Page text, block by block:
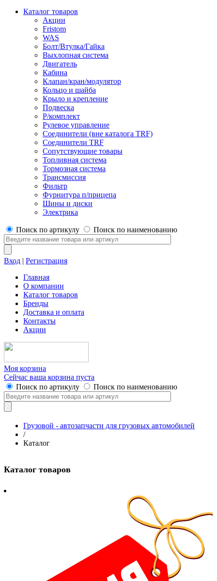
Каталог товаров
Акции
Fristom
WAS
Болт/Втулка/Гайка
Выхлопная система
Двигатель
Кабина
Клапан/кран/модулятор
Кольцо и шайба
Крыло и крепление
Подвеска
Р/комплект
Рулевое управление
Соединители (вне каталога TRF)
Соединители TRF
Сопутствующие товары
Топливная система
Тормозная система
Трансмиссия
Фильтр
Фурнитура п/прицепа
Шины и диски
Электрика
Поиск по артикулу Поиск по наименованию
Вход | Регистрация
Главная
О компании
Каталог товаров
Бренды
Доставка и оплата
Контакты
Акции
Моя корзина
Сейчас ваша корзина пуста
Поиск по артикулу
Поиск по наименованию
Грузовой - автозапчасти для грузовых автомобилей
/
Каталог
Каталог товаров